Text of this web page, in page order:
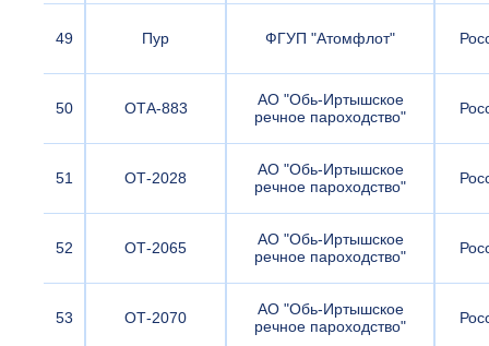
49 Пур ФГУП "Атомфлот"
50 ОТА-883
АО "Обь-Иртышское
речное пароходство"
51 ОТ-2028
АО "Обь-Иртышское
речное пароходство"
52 ОТ-2065
АО "Обь-Иртышское
речное пароходство"
53 ОТ-2070
АО "Обь-Иртышское
речное пароходство"